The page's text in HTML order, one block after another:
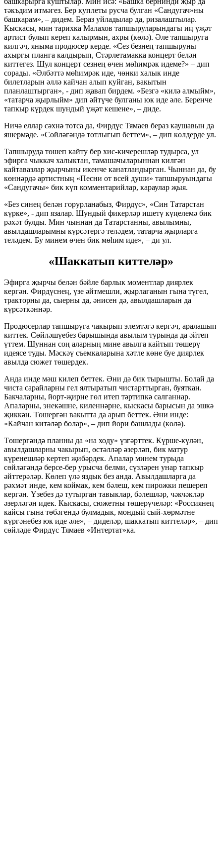
тәкъдим итмәгез. Бер куплеты русча булган «Сандугач»ны
башкарам», – дидем. Бераз уйладылар да, ризалаштылар.
Кыскасы, мин тарихка Малахов тапшыруларындагы иң үҗәт
артист булып кереп калырмын, ахры (көлә). Әле тапшыруга
килгәч, яныма продюсер керде. «Сез безнең тапшыруны
ахыргы планга калдырып, Стәрлетамакка концерт белән
киттегез. Шул концерт сезнең өчен мөһимрәк идеме?» – дип
сорады. «Әлбәттә мөһимрәк иде, чөнки халык инде
билетларын әллә кайчан алып куйган, вакытын
планлаштырган», - дип җавап бирдем. «Безгә «килә алмыйм»,
«татарча җырлыйм» дип әйтүче булганы юк иде әле. Беренче
тапкыр күрдек шундый үҗәт кешене», – диде.
Ничә еллар сәхнә тотса да, Фирдүс Тямаев бераз каушавын да
яшермәде. «Сөйләгәндә тотлыгып беттем», – дип көлдерде ул.
Тапшыруда төшеп кайту бер хис-кичерешләр тудырса, ул
эфирга чыккач халыктан, тамашачыларыннан килгән
кайтавазлар җырчыны икенче канатландырган. Чыннан да, бу
көннәрдә артистның «Песни от всей души» тапшыруындагы
«Сандугачы» бик күп комментарийлар, караулар җыя.
«Без синең белән горурланабыз, Фирдүс», «Син Татарстан
күрке», - дип язалар. Шундый фикерләр ишетү күңелемә бик
рәхәт булды. Мин чыннан да Татарстанны, авылымны,
авылдашларымны күрсәтергә теләдем, татарча җырларга
теләдем. Бу минем өчен бик мөһим иде», – ди ул.
«Шаккатып киттеләр»
Эфирга җырчы белән бәйле барлык моментлар диярлек
кергән. Фирдүснең, үзе әйтмешли, җырлаганын гына түгел,
тракторны да, сыерны да, әнисен дә, авылдашларын да
күрсәткәннәр.
Продюсерлар тапшыруга чакырып элемтәгә кергәч, аралашып
киттек. Сөйләшүебез барышында авылым турында да әйтеп
үттем. Шуннан соң аларның мине авылга кайтып төшерү
идеясе туды. Мәскәү съемкаларына хәтле көне буе диярлек
авылда сюжет төшердек.
Анда инде мәш килеп беттек. Әни дә бик тырышты. Болай да
чиста сарайларны гел ялтыратып чистарттырган, буяткан.
Бакчаларны, йорт-җирне гөл итеп тәртипкә салганнар.
Апаларны, энекәшне, киленнәрне, кыскасы барысын да эшкә
җиккән. Төшергән вакытта да арып беттек. Әни инде:
«Кайчан китәләр болар», – дип йөри башлады (көлә).
Төшергәндә планны да «на ходу» үзгәрттек. Күрше-күлән,
авылдашларны чакырып, өстәлләр әзерләп, бик матур
күренешләр кертеп җибәрдек. Апалар минем турыда
сөйләгәндә берсе-бер урысча белми, сүзләрен унар тапкыр
әйттерәләр. Көлеп үлә яздык без анда. Авылдашларга да
рәхмәт инде, кем коймак, кем бәлеш, кем пирожки пешереп
кергән. Үзебез дә тутырган тавыклар, бәлешләр, чәкчәкләр
әзерләгән идек. Кыскасы, сюжетны төшерүчеләр: «Россиянең
кайсы гына төбәгендә булмадык, мондый сый-хөрмәтне
күргәнебез юк иде әле», – диделәр, шаккатып киттеләр», – дип
сөйләде Фирдүс Тямаев «Интертат»ка.